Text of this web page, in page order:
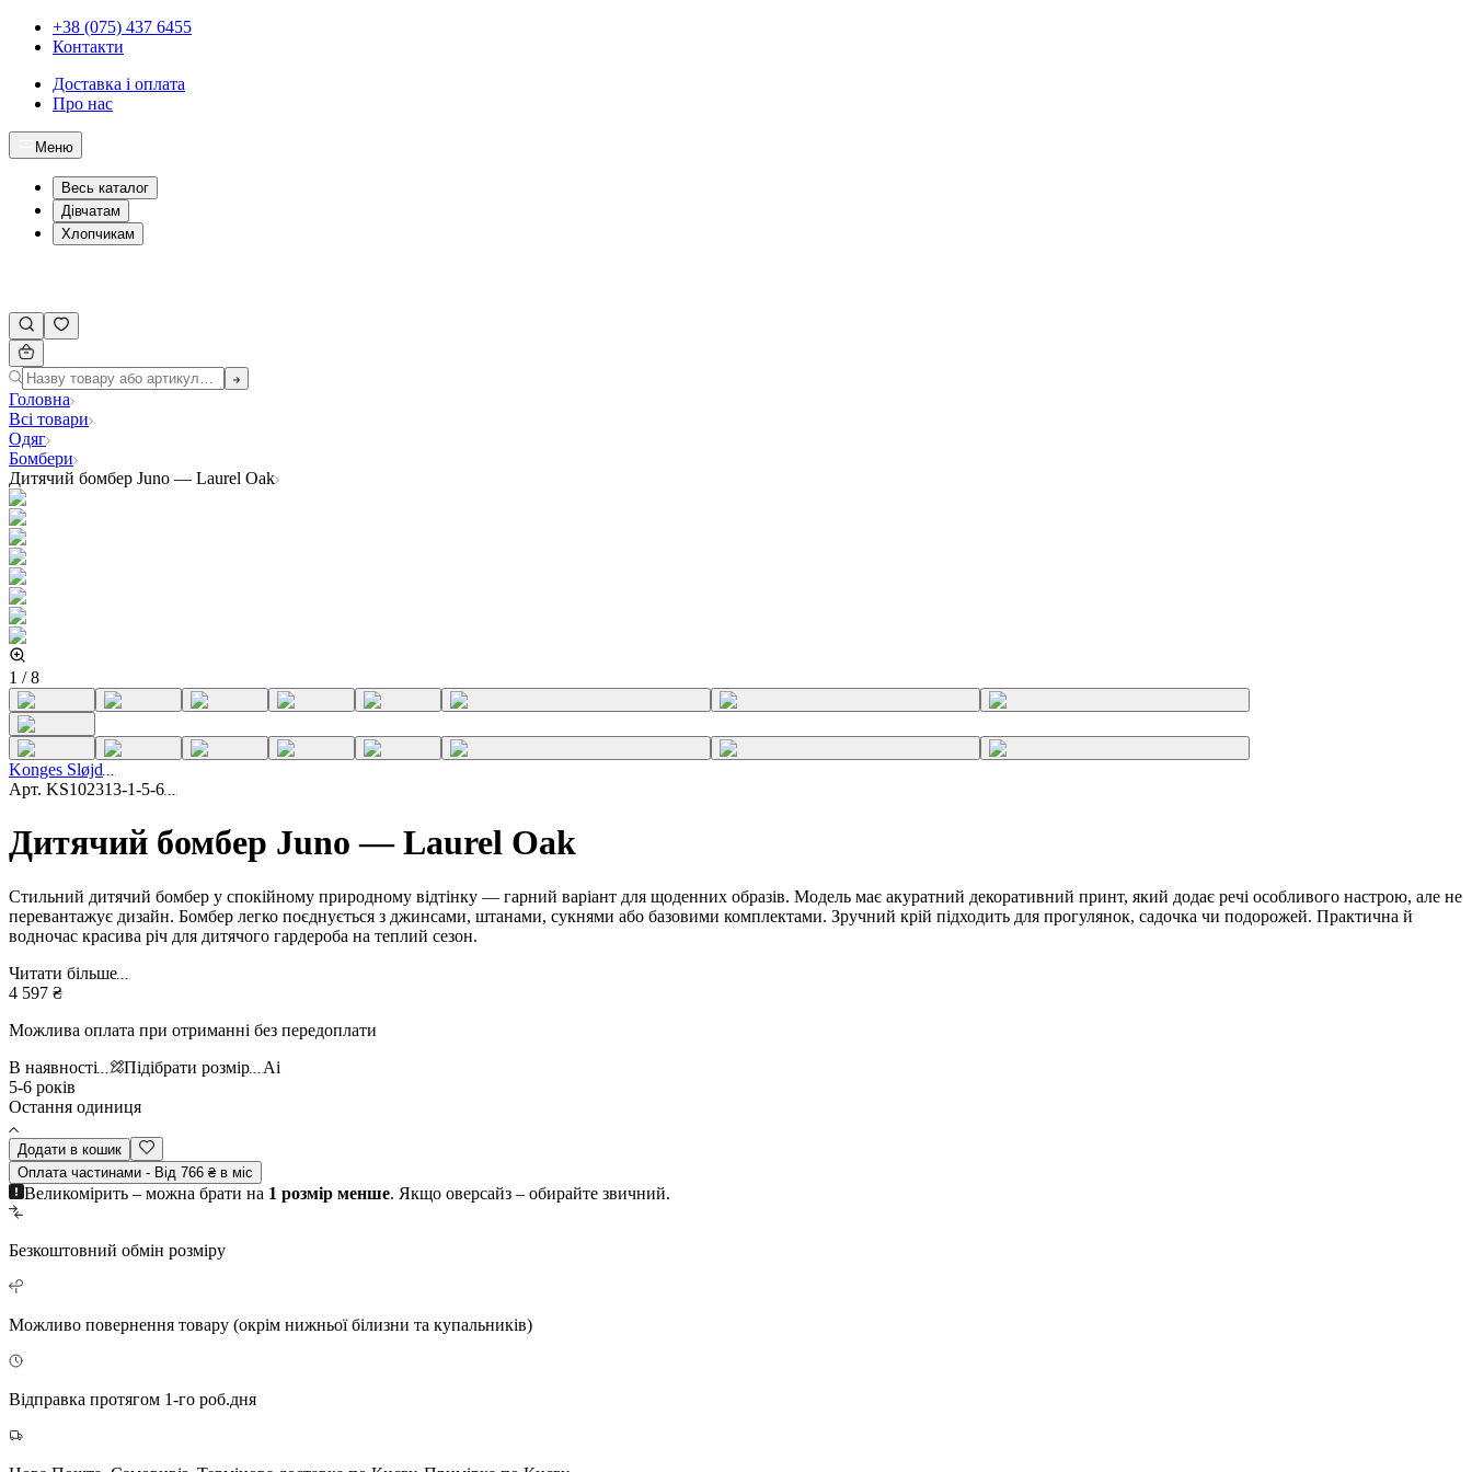
+38 (075) 437 6455
Контакти
Доставка і оплата
Про нас
Меню
Весь каталог
Дівчатам
Хлопчикам
Головна
Всі товари
Одяг
Бомбери
Дитячий бомбер Juno — Laurel Oak
1 /8
Konges Sløjd
Арт. KS102313-1-5-6
Дитячий бомбер Juno — Laurel Oak
Стильний дитячий бомбер у спокійному природному відтінку — гарний варіант для щоденних образів. Модель має акуратний декоративний принт, який додає речі особливого настрою, але не
перевантажує дизайн. Бомбер легко поєднується з джинсами, штанами, сукнями або базовими комплектами. Зручний крій підходить для прогулянок, садочка чи подорожей. Практична й
водночас красива річ для дитячого гардероба на теплий сезон.
Читати більше
4 597 ₴
Можлива оплата при отриманні без передоплати
В наявності
Підібрати розмір
Ai
5-6 років
Остання одиниця
Додати в кошик
Оплата частинами - Від 766 ₴ в міс
Великомірить – можна брати на 1 розмір менше. Якщо оверсайз – обирайте звичний.
Безкоштовний обмін розміру
Можливо повернення товару (окрім нижньої білизни та купальників)
Відправка протягом 1-го роб.дня